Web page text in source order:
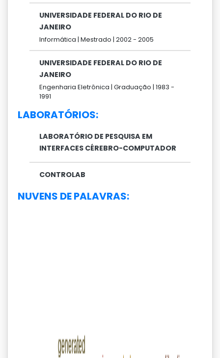
UNIVERSIDADE FEDERAL DO RIO DE
JANEIRO
Informática | Mestrado | 2002 - 2005
UNIVERSIDADE FEDERAL DO RIO DE
JANEIRO
Engenharia Eletrônica | Graduação | 1983 -
1991
LABORATÓRIOS:
LABORATÓRIO DE PESQUISA EM
INTERFACES CÉREBRO-COMPUTADOR
CONTROLAB
NUVENS DE PALAVRAS: